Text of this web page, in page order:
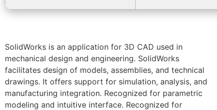
SolidWorks is an application for 3D CAD used in
mechanical design and engineering. SolidWorks
facilitates design of models, assemblies, and technical
drawings. It offers support for simulation, analysis, and
manufacturing integration. Recognized for parametric
modeling and intuitive interface. Recognized for